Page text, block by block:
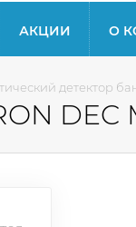
АКЦИИ О
детектор
DEC